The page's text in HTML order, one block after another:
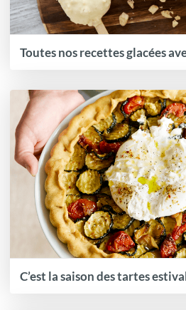
Toutes nos recettes glacées
C’est la saison des tartes